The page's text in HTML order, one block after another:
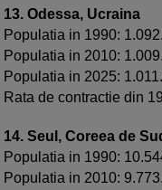
13. Odessa, Ucraina
Populatia in 1990:
Populatia in 2010:
Populatia in 2025:
Rata de contractie din
14. Seul, Coreea de
Populatia in 1990:
Populatia in 2010: